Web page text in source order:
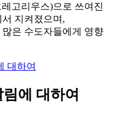
고리우스)으로 쓰여진
지켜졌으며,
은 수도자들에게 영향
대하여
에 대하여